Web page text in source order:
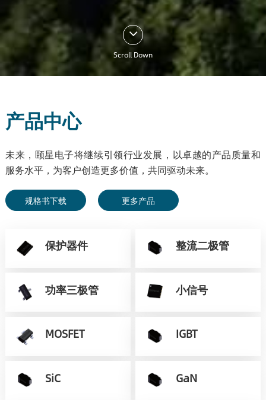
Scroll Down
产品中心
未来，颐星电子将继续引领行业发展，以卓越的产品质量和
服务水平，为客户创造更多价值，共同驱动未来。
规格书下载 更多产品
保护器件 整流二极管
功率三极管 小信号
MOSFET IGBT
SiC GaN